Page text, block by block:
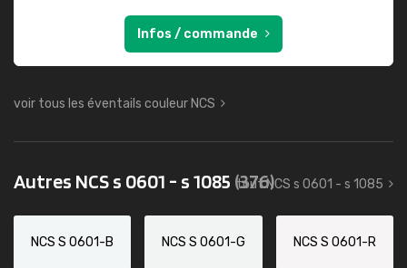
Infos / commande
voir tous les éventails couleur NCS
Autres NCS s 0601 - s 1085 (376)
tout NCS s 0601 - s 1085
NCS S 0601-B NCS S 0601-G NCS S 0601-R